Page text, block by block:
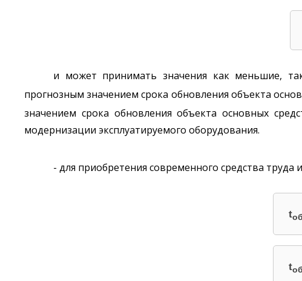
и может принимать значения как меньшие,
прогнозным значением срока обновления объекта
значением срока обновления объекта основных
модернизации эксплуатируемого оборудования.
- для приобретения современного средства
t
t